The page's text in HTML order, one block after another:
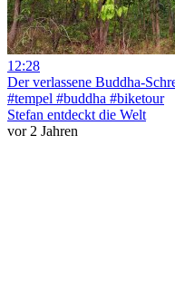
12:28
Der verlassene Buddha-
#tempel #buddha #biketour
Stefan entdeckt die Welt
vor 2 Jahren